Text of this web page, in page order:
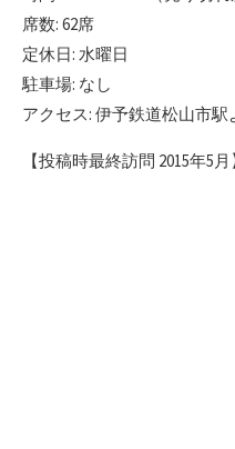
席数: 62席
定休日: 水曜日
駐車場: なし
アクセス: 伊予鉄道松山市駅
【投稿時最終訪問 2015年5月